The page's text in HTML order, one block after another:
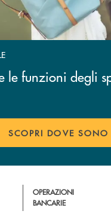
le funzioni degli
SCOPRI DOVE SONO
OPERAZIONI
BANCARIE